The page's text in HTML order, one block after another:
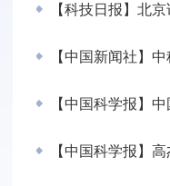
【科技日报】北
【中国新闻社】
【中国科学报】
【中国科学报】